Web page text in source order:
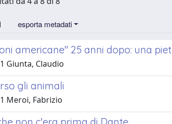
esporta metadati
americane" 25 anni dopo: una
Giunta, Claudio
gli animali
Meroi, Fabrizio